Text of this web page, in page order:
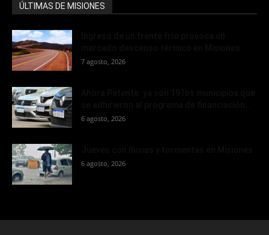
ÚLTIMAS DE MISIONES
7 agosto, 2026
6 agosto, 2026
6 agosto, 2026